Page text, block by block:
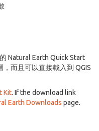
Natural Earth Quick Start
而且可以直接載入到 QGIS
Kit. If the download link
Earth Downloads page.